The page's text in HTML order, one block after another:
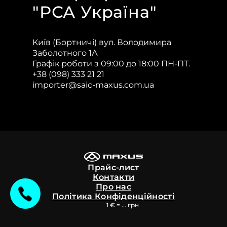
"РСА Україна"
Київ (Бортничі) вул. Володимира
Заболотного 1А
Графік роботи з 09:00 до 18:00 ПН-ПТ.
+38 (098) 333 21 21
importer@saic-maxus.com.ua
Прайс-лист
Контакти
Про нас
Політика Конфіденційності
1 € = ... грн